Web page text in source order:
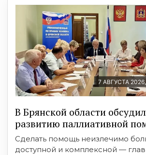
7 АВГУСТА
В Брянской области
развитию паллиативной
Сделать помощь неизлечимо
доступной и комплексной —